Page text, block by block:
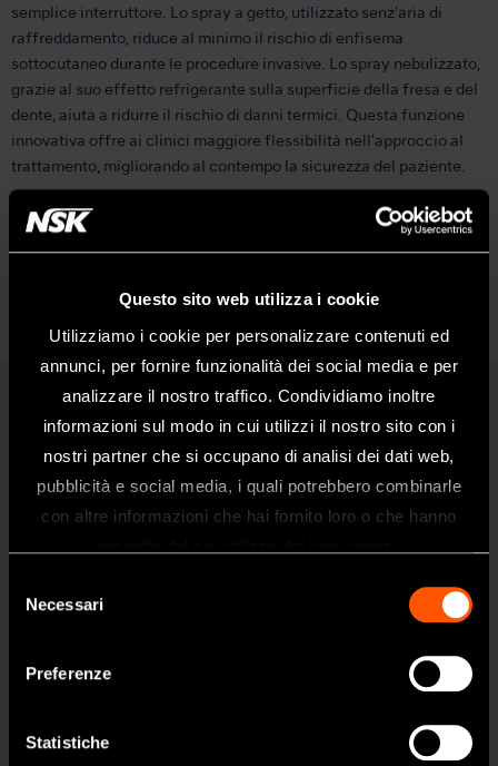
Questo sito web utilizza i cookie
Utilizziamo i cookie per personalizzare contenuti ed
annunci, per fornire funzionalità dei social media e per
analizzare il nostro traffico. Condividiamo inoltre
informazioni sul modo in cui utilizzi il nostro sito con i
nostri partner che si occupano di analisi dei dati web,
pubblicità e social media, i quali potrebbero combinarle
con altre informazioni che hai fornito loro o che hanno
Necessari
Preferenze
Statistiche
Benvenuti nel sito web di NSK Dental
Italy
semplice interruttore. Lo spray a getto, utilizzato senz'aria di
raffreddamento, riduce al minimo il rischio di enfisema
sottocutaneo durante le procedure invasive. Lo spray nebulizzato,
grazie al suo effetto refrigerante sulla superficie della fresa e del
dente, aiuta a ridurre il rischio di danni termici. Questa funzione
innovativa offre ai clinici maggiore flessibilità nell'approccio al
trattamento, migliorando al contempo la sicurezza del paziente.
Ti-Max Z99L 1:5